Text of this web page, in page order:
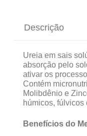
Descrição
Ureia em sais
absorção pelo
ativar os
Contém
Molibdênio e
húmicos, fúlvicos
Benefícios do